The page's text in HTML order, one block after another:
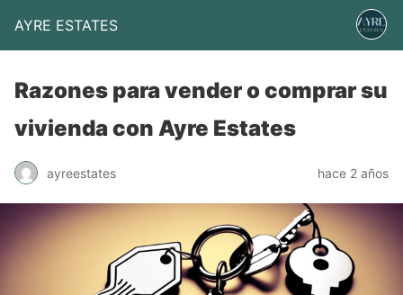
AYRE ESTATES
Razones para vender o comprar su
vivienda con Ayre Estates
ayreestates hace 2 años